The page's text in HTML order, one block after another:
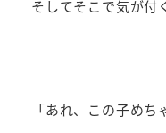
そしてそこで気が付
「あれ、この子めち